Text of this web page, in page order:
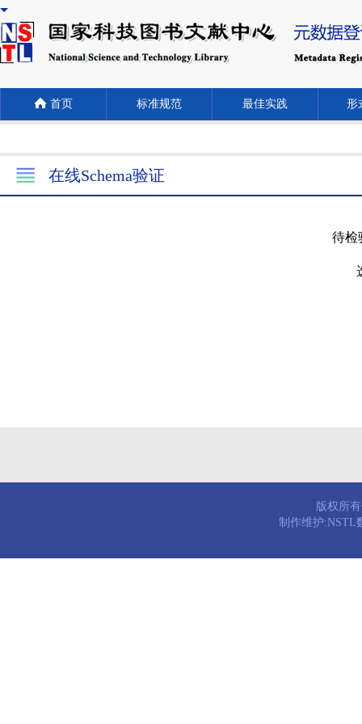
首页 标准规范 最佳实践 形
在线Schema验证
待检
版权所
制作维护:NSTL